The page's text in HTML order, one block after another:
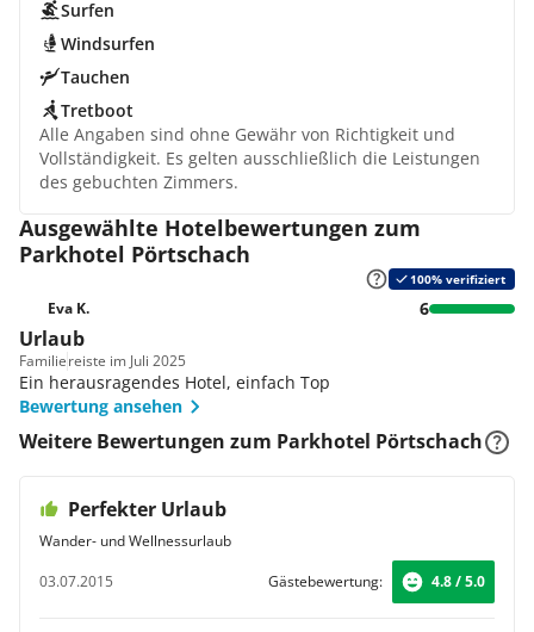
Surfen
Windsurfen
Tauchen
Tretboot
Alle Angaben sind ohne Gewähr von Richtigkeit und
Vollständigkeit. Es gelten ausschließlich die Leistungen
des gebuchten Zimmers.
Ausgewählte Hotelbewertungen zum
Parkhotel Pörtschach
100% verifiziert
Eva K. 6
Urlaub
Familiereiste im Juli 2025
Ein herausragendes Hotel, einfach Top
Bewertung ansehen
Weitere Bewertungen zum Parkhotel Pörtschach
Perfekter Urlaub
Wander- und Wellnessurlaub
03.07.2015
Gästebewertung: 4.8 / 5.0